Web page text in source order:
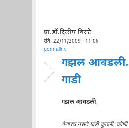
प्रा.डॉ.दिलीप बिरुटे
रवि, 22/11/2009 - 11:06
permalink
गझल आवडली.
गाडी
गझल आवडली.
येणारच नसते गाडी कुठली, कोणी